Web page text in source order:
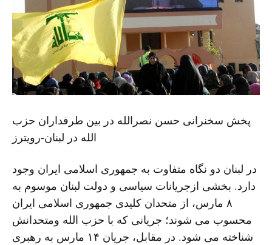
پخش سخنرانی حسن نصرالله در بین طرفداران حزب
الله در لبنان-رویترز
در لبنان دو نگاه متفاوت به جمهورى اسلامى ایران وجود
دارد. بخشى ازجریانات سیاسی و دولت لبنان موسوم به
٨ مارس، از متحدان کلیدى جمهورى اسلامى ایران
محسوب مى شوند؛ جریانی که با حزب الله ومتحدانش
شناخته می شود. در مقابل، جریان ١۴ مارس به رهبرى